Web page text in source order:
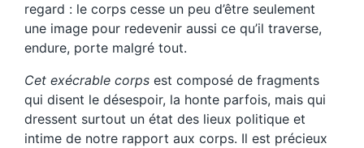
regard : le corps cesse un peu d’être seulement
une image pour redevenir aussi ce qu’il traverse,
endure, porte malgré tout.
Cet exécrable corps est composé de fragments
qui disent le désespoir, la honte parfois, mais qui
dressent surtout un état des lieux politique et
intime de notre rapport aux corps. Il est précieux